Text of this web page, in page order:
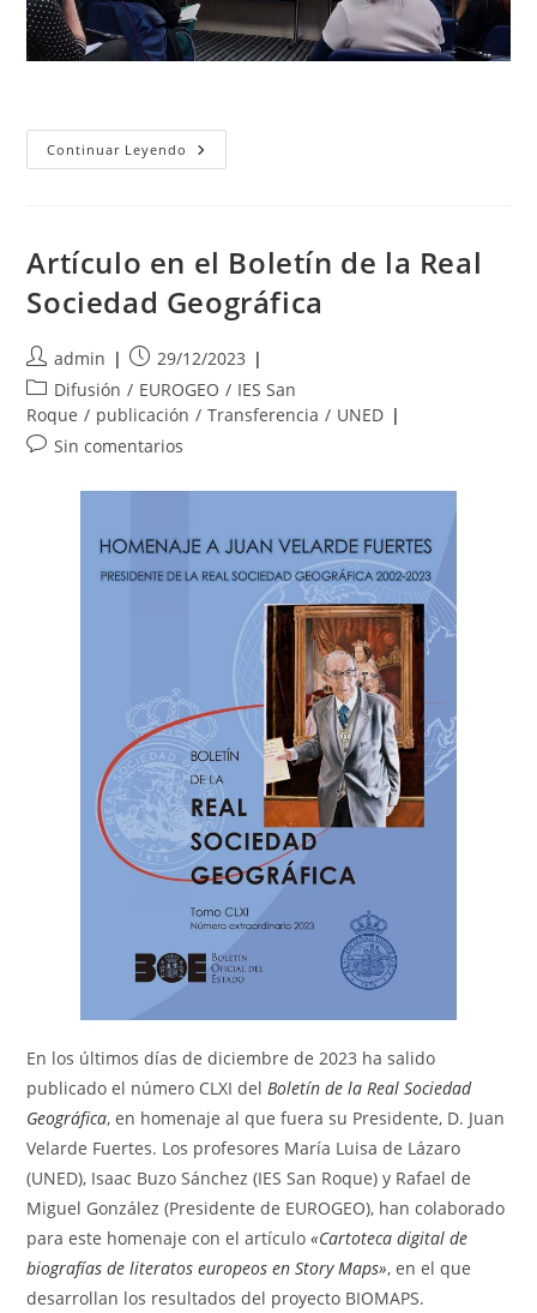
Continuar Leyendo «Geography
Teachers
Artículo en el Boletín de la Real
Sociedad Geográfica
Autor
de
la
entrada:
admin
Publicación
de
la
29/12/2023
Categoría
de
la
Difusión / EUROGEO / IES San
Roque / publicación / Transferencia / UNED
Comentarios
Sin comentarios
En los últimos días de diciembre de 2023 ha salido
publicado el número CLXI delBoletín de la Real Sociedad
Geográfica, en homenaje al que fuera su Presidente, D. Juan
Velarde Fuertes. Los profesores María Luisa de Lázaro
(UNED), Isaac Buzo Sánchez (IES San Roque) y Rafael de
Miguel González (Presidente de EUROGEO), han colaborado
para este homenaje con el artículo «Cartoteca digital de
biografías de literatos europeos en Story Maps», en el que
desarrollan los resultados del proyecto BIOMAPS.